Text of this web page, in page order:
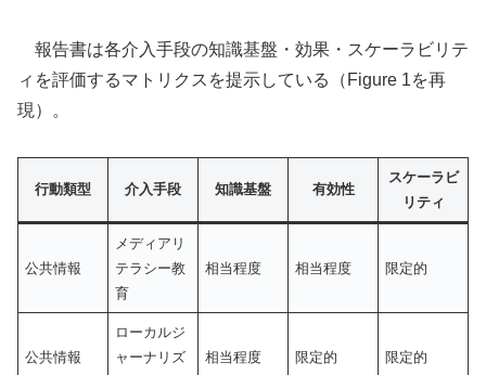
報告書は各介入手段の知識基盤・効果・スケーラビリテ
ィを評価するマトリクスを提示している（Figure 1を再
現）。
行動類型 介入手段 知識基盤 有効性
スケーラビ
リティ
公共情報
メディアリ
テラシー教
育
相当程度 相当程度 限定的
公共情報
ローカルジ
ャーナリズ
相当程度 限定的 限定的